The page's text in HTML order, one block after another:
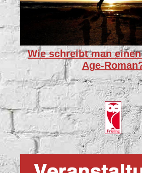
Wie schreibt man
Age-